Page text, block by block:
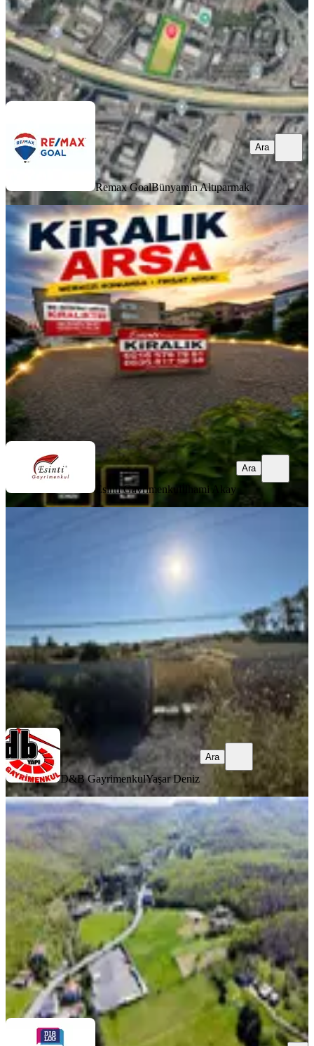
Remax GoalBünyamin Altıparmak
Ara
Remax GoalBünyamin Altıparmak
Ara
Ataşehir Kayışdağı’nda 1050 M²
Depo Kullanımına Uygun Kiralık
Arsa
Ataşehir, İnönü Mahallesi
1050 m²·152/m²·19.06.2026
160.000 ₺
Esinti Gayrimenkul İlhami Akay
Ara
Esinti Gayrimenkul İlhami Akay
Ara
Arnavutköy Dursun Köy'de Etrafı
Çevrili Kiralık Arsa
150.000 ₺
D&B Gayrimenkul Yaşar Deniz
D&B GayrimenkulYaşar Deniz
Ara
Dıalog Dragos Anayola Cephe 5
Dönüm Kiralık Arazi
Beykoz, Zerzavatçı Mahallesi
5000 m²· 24/m²· 24.05.2026
120.000 ₺
DIALOG DRAGOS GAYRİMENKULENES DİKEL
Ara